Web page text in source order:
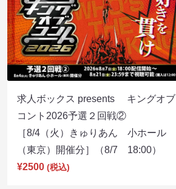
求人ボックス presents キングオブ
コント2026予選２回戦②
［8/4（火）きゅりあん 小ホール
（東京）開催分］（8/7 18:00）
¥2500 (税込)